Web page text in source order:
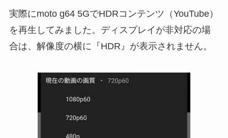
実際にmoto g64 5GでHDRコンテンツ（YouTube）
を再生してみました。ディスプレイが非対応の場
合は、解像度の横に『HDR』が表示されません。